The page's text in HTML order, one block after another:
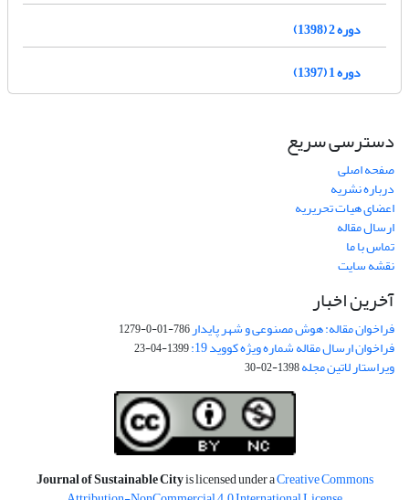
دوره 2 (1398)
دوره 1 (1397)
دسترسی سریع
صفحه اصلی
درباره نشریه
اعضای هیات تحریریه
ارسال مقاله
تماس با ما
نقشه سایت
آخرین اخبار
فراخوان مقاله: هوش مصنوعی و شهر پایدار786-01-0-1279
فراخوان ارسال مقاله شماره ویژه کووید 19: 1399-04-23
ویراستار لاتین مجله1398-02-30
Journal of Sustainable Cityis licensed under aCreative Commons